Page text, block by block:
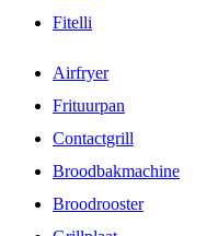
Fitelli
Airfryer
Frituurpan
Contactgrill
Broodbakmachine
Broodrooster